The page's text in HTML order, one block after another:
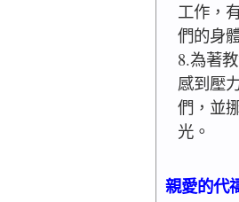
工作，
們的身
8.為著
感到壓
們，並
光。
親愛的代